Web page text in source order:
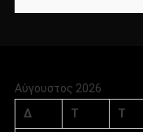
Αύγουστος 2026
Δ
Τ Τ